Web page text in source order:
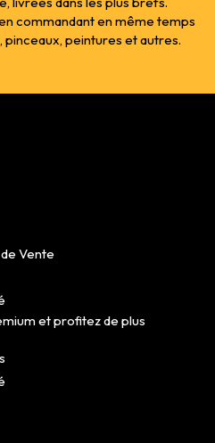
commandant en même temps
peintures et autres.
Vente
et profitez de plus